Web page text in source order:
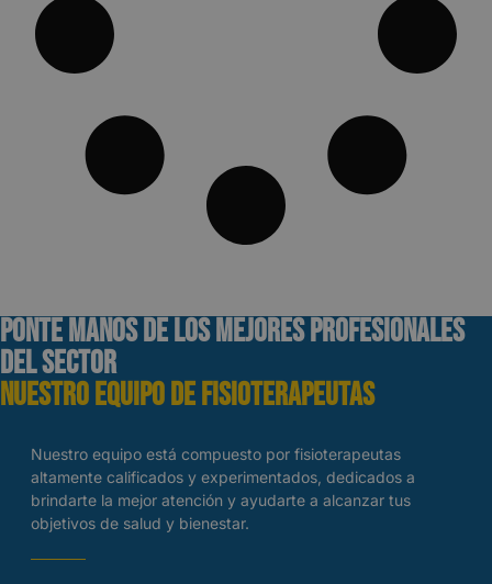
ponte manos de los mejores profesionales
del sector
Nuestro equipo de fisioterapeutas
Nuestro equipo está compuesto por fisioterapeutas
altamente calificados y experimentados, dedicados a
brindarte la mejor atención y ayudarte a alcanzar tus
objetivos de salud y bienestar.